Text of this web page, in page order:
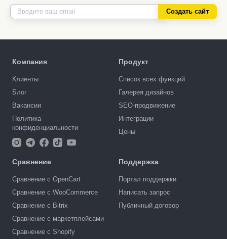
Создать сайт
Компания
Клиенты
Блог
Вакансии
Политика
конфиденциальности
Продукт
Список всех функций
Галерея дизайнов
SEO-продвижение
Интеграции
Цены
Сравнение
Сравнение с OpenCart
Сравнение с WooCommerce
Сравнение с Bitrix
Сравнение с маркетплейсами
Сравнение с Shopify
Поддержка
Портал поддержки
Написать запрос
Публичный договор